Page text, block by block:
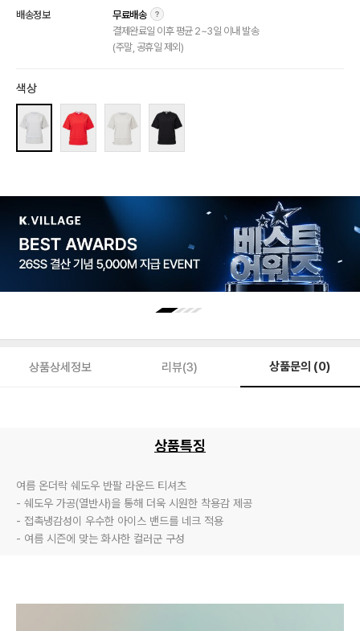
배송정보
무료배송
결제완료일 이후 평균 2~3일 이내 발송
(주말, 공휴일 제외)
색상
상품상세정보 리뷰(3) 상품문의 (0)
상품특징
여름 온더락 쉐도우 반팔 라운드 티셔츠
- 쉐도우 가공(열반사)을 통해 더욱 시원한 착용감 제공
- 접촉냉감성이 우수한 아이스 밴드를 네크 적용
- 여름 시즌에 맞는 화사한 컬러군 구성